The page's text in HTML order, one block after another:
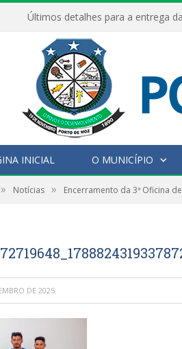
Encontro pela Saúde Mental
INICIAL O MUNICÍPIO
» Notícias » Encerramento da 3ª Oficina
DE 2025